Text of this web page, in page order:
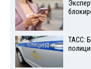
ТАСС: